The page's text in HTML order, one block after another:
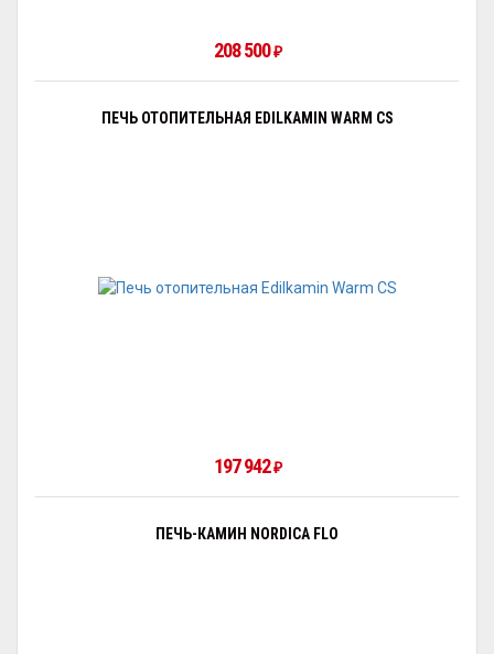
208 500₽
ПЕЧЬ ОТОПИТЕЛЬНАЯ EDILKAMIN WARM CS
197 942₽
ПЕЧЬ-КАМИН NORDICA FLO